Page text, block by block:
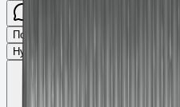
Подобрать размер
Нужен ТС/ТО